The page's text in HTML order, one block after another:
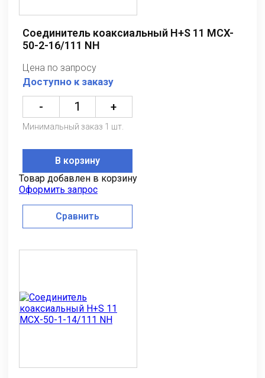
Соединитель коаксиальный H+S 11 MCX-
50-2-16/111 NH
Цена по запросу
Доступно к заказу
- +
Минимальный заказ 1 шт.
В корзину
Товар добавлен в корзину
Оформить запрос
Сравнить